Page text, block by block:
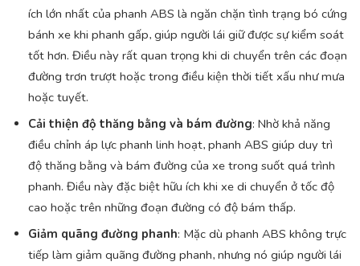
ích lớn nhất của phanh ABS là ngăn chặn tình trạng bó cứng
bánh xe khi phanh gấp, giúp người lái giữ được sự kiểm soát
tốt hơn. Điều này rất quan trọng khi di chuyển trên các đoạn
đường trơn trượt hoặc trong điều kiện thời tiết xấu như mưa
hoặc tuyết.
Cải thiện độ thăng bằng và bám đường: Nhờ khả năng
điều chỉnh áp lực phanh linh hoạt, phanh ABS giúp duy trì
độ thăng bằng và bám đường của xe trong suốt quá trình
phanh. Điều này đặc biệt hữu ích khi xe di chuyển ở tốc độ
cao hoặc trên những đoạn đường có độ bám thấp.
Giảm quãng đường phanh: Mặc dù phanh ABS không trực
tiếp làm giảm quãng đường phanh, nhưng nó giúp người lái